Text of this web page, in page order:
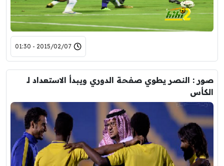
2015/02/07 - 01:30
صور : النصر يطوي صفحة الدوري ويبدأ الاستعداد لـ
الكأس